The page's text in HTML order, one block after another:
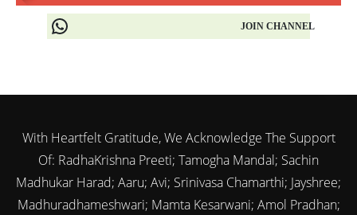
JOIN CHANNEL
With Heartfelt Gratitude, We Acknowledge The Support
Of: RadhaKrishna Preeti; Tamogha Mandal; Sachin
Madhukar Harad; Aaru; Avi; Srinivasa Chamarthi; Jayshree;
Madhuradhameshwari; Mamta Kesarwani; Amol Pradhan;